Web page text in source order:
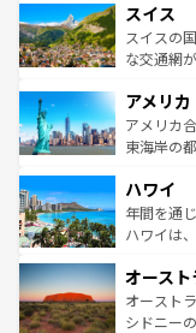
れる地方
を参照し
は、お酒好き
ドイツ情
リアごと
ティー、
戦など、
ンツ一覧
スイス
スイスの
な交通網
の建物が
博物館も
ことがで
ば市内交通
着のスイ
アメリカ
アメリカ
東海岸の
のような
ンメント
西部には
部のニュ
文化が魅
しみなが
ハワイ
年間を通
ハワイは
ワイ島は
島だが、
おすすめ
オース
オースト
シドニー